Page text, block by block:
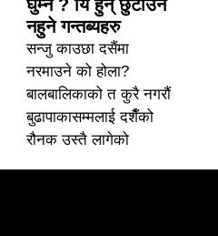
घुम्ने ? यि हुन् छुटाउनै
नहुने गन्तब्यहरु
सन्जु काउछा दसैंमा
नरमाउने को होला?
बालबालिकाको त कुरै नगरौं
बुढापाकासम्मलाई दशैँको
रौनक उस्तै लागेको